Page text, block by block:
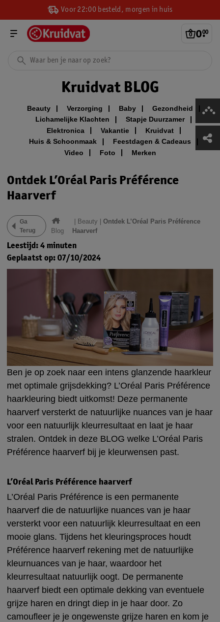
Voor 22:00 besteld, morgen in huis
0.
00
Kruidvat BLOG
Beauty Verzorging Baby
Gezondheid
Lichamelijke Klachten
Stapje Duurzamer
Elektronica
Vakantie
Kruidvat
Huis & Schoonmaak
Feestdagen & Cadeaus
Video
Foto Merken
Ontdek L’Oréal Paris Préférence
Haarverf
Ga
Terug
Blog
Beauty |Ontdek L’Oréal Paris Préférence
Haarverf
Leestijd: 4 minuten
Geplaatst op: 07/10/2024
Ben je op zoek naar een intens glanzende haarkleur
met optimale grijsdekking? L’Oréal Paris Préférence
haarkleuring biedt uitkomst! Deze permanente
haarverf versterkt de natuurlijke nuances van je haar
voor een natuurlijk kleurresultaat en laat je haar
stralen. Ontdek in deze BLOG welke L’Oréal Paris
Préférence haarverf bij je kleurwensen past.
L’Oréal Paris Préférence haarverf
L’Oréal Paris Préférence is een permanente
haarverf die de natuurlijke nuances van je haar
versterkt voor een natuurlijk kleurresultaat en een
mooie glans. Tijdens het kleuringsproces houdt
Préférence haarverf rekening met de natuurlijke
kleurnuances van je haar, waardoor het
kleurresultaat natuurlijk oogt. De permanente
haarverf biedt een optimale dekking van eventuele
grijze haren en dringt diep in je haar door. Zo
camoufleer je je ongewenste grijze haren en kom je